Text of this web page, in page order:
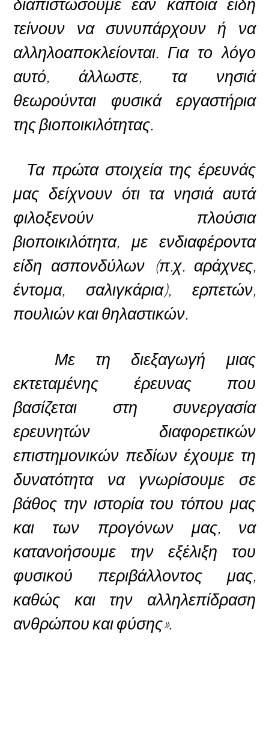
τείνουν να συνυπάρχουν ή να
αλληλοαποκλείονται. Για το λόγο
αυτό, άλλωστε, τα νησιά
θεωρούνται φυσικά εργαστήρια
της βιοποικιλότητας.
Τα πρώτα στοιχεία της έρευνάς
μας δείχνουν ότι τα νησιά αυτά
φιλοξενούν πλούσια
βιοποικιλότητα, με ενδιαφέροντα
είδη ασπονδύλων (π.χ. αράχνες,
έντομα, σαλιγκάρια), ερπετών,
πουλιών και θηλαστικών.
Με τη διεξαγωγή μιας
εκτεταμένης έρευνας που
βασίζεται στη συνεργασία
ερευνητών διαφορετικών
επιστημονικών πεδίων έχουμε τη
δυνατότητα να γνωρίσουμε σε
βάθος την ιστορία του τόπου μας
και των προγόνων μας, να
κατανοήσουμε την εξέλιξη του
φυσικού περιβάλλοντος μας,
καθώς και την αλληλεπίδραση
ανθρώπου και φύσης».